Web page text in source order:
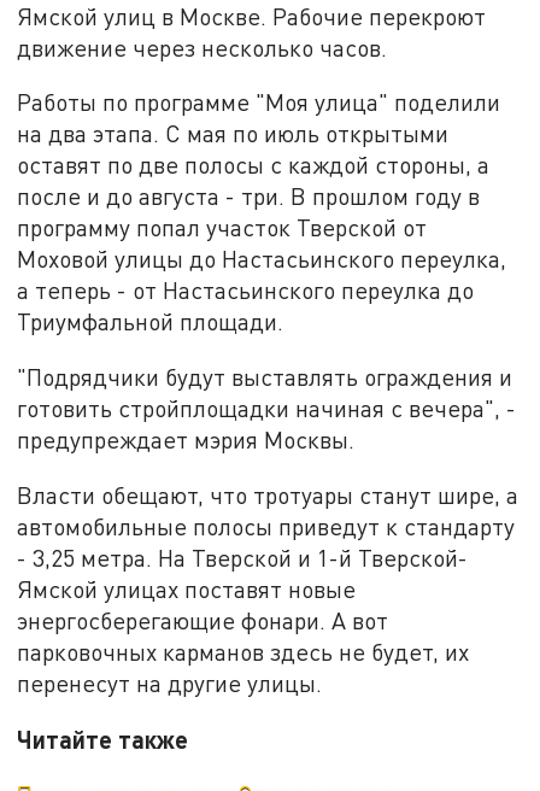
Ямской улиц в Москве. Рабочие перекроют
движение через несколько часов.
Работы по программе "Моя улица" поделили
на два этапа. С мая по июль открытыми
оставят по две полосы с каждой стороны, а
после и до августа - три. В прошлом году в
программу попал участок Тверской от
Моховой улицы до Настасьинского переулка,
а теперь - от Настасьинского переулка до
Триумфальной площади.
"Подрядчики будут выставлять ограждения и
готовить стройплощадки начиная с вечера", -
предупреждает мэрия Москвы.
Власти обещают, что тротуары станут шире, а
автомобильные полосы приведут к стандарту
- 3,25 метра. На Тверской и 1-й Тверской-
Ямской улицах поставят новые
энергосберегающие фонари. А вот
парковочных карманов здесь не будет, их
перенесут на другие улицы.
Читайте также